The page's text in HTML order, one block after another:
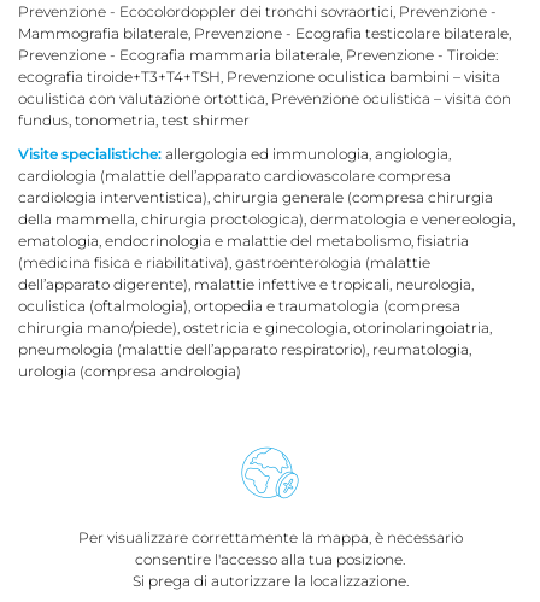
Prevenzione - Ecocolordoppler dei tronchi sovraortici, Prevenzione -
Mammografia bilaterale, Prevenzione - Ecografia testicolare bilaterale,
Prevenzione - Ecografia mammaria bilaterale, Prevenzione - Tiroide:
ecografia tiroide+T3+T4+TSH, Prevenzione oculistica bambini – visita
oculistica con valutazione ortottica, Prevenzione oculistica – visita con
fundus, tonometria, test shirmer
Visite specialistiche: allergologia ed immunologia, angiologia,
cardiologia (malattie dell’apparato cardiovascolare compresa
cardiologia interventistica), chirurgia generale (compresa chirurgia
della mammella, chirurgia proctologica), dermatologia e venereologia,
ematologia, endocrinologia e malattie del metabolismo, fisiatria
(medicina fisica e riabilitativa), gastroenterologia (malattie
dell’apparato digerente), malattie infettive e tropicali, neurologia,
oculistica (oftalmologia), ortopedia e traumatologia (compresa
chirurgia mano/piede), ostetricia e ginecologia, otorinolaringoiatria,
pneumologia (malattie dell’apparato respiratorio), reumatologia,
urologia (compresa andrologia)
Per visualizzare correttamente la mappa, è necessario
consentire l'accesso alla tua posizione.
Si prega di autorizzare la localizzazione.